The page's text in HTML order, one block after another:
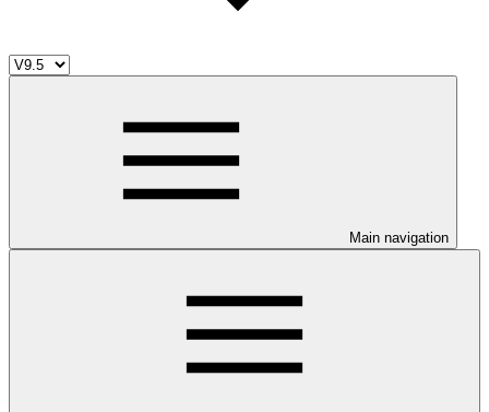
Main navigation